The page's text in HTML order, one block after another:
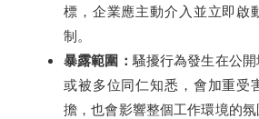
標，企業應主動介入並立即啟
制。
暴露範圍： 騷擾行為發生在公
或被多位同仁知悉，會加重受
擔，也會影響整個工作環境的